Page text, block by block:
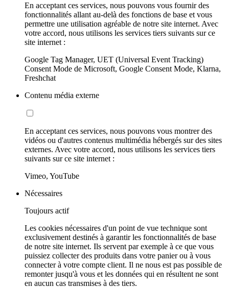
En acceptant ces services, nous pouvons vous fournir des
fonctionnalités allant au-delà des fonctions de base et vous
permettre une utilisation agréable de notre site internet. Avec
votre accord, nous utilisons les services tiers suivants sur ce
site internet :
Google Tag Manager, UET (Universal Event Tracking)
Consent Mode de Microsoft, Google Consent Mode, Klarna,
Freshchat
Contenu média externe
En acceptant ces services, nous pouvons vous montrer des
vidéos ou d'autres contenus multimédia hébergés sur des sites
externes. Avec votre accord, nous utilisons les services tiers
suivants sur ce site internet :
Vimeo, YouTube
Nécessaires
Toujours actif
Les cookies nécessaires d'un point de vue technique sont
exclusivement destinés à garantir les fonctionnalités de base
de notre site internet. Ils servent par exemple à ce que vous
puissiez collecter des produits dans votre panier ou à vous
connecter à votre compte client. Il ne nous est pas possible de
remonter jusqu'à vous et les données qui en résultent ne sont
en aucun cas transmises à des tiers.